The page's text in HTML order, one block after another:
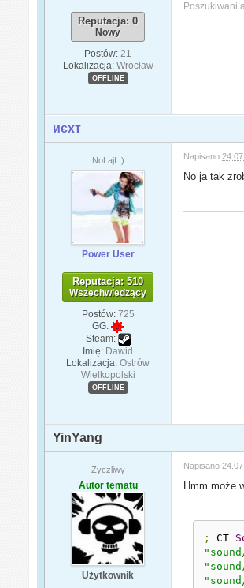
Reputacja: 0
Nowy
Postów: 21
Lokalizacja: Wrocław
OFFLINE
Poszukiwani
иєxт
NoLajf ;)
Power User
Reputacja: 510
Wszechwiedzący
Postów: 725
GG:
Steam:
Imię: Dawid
Lokalizacja: Ostrów
Wielkopolski
OFFLINE
Napisano
No ja tak
YinYang
Życzliwy
Autor tematu
Użytkownik
Napisano
Hmm może
; CT